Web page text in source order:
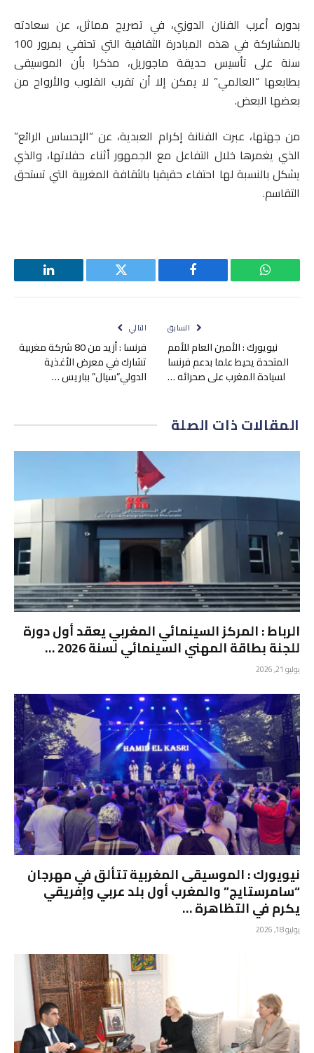
بدوره أعرب الفنان الدوزي، في تصريح مماثل، عن سعادته
بالمشاركة في هذه المبادرة الثقافية التي تحتفي بمرور 100
سنة على تأسيس حديقة ماجوريل، مذكرا بأن الموسيقى
بطابعها “العالمي” لا يمكن إلا أن تقرب القلوب والأرواح من
بعضها البعض.
من جهتها، عبرت الفنانة إكرام العبدية، عن “الإحساس الرائع”
الذي يغمرها خلال التفاعل مع الجمهور أثناء حفلاتها، والذي
يشكل بالنسبة لها احتفاء حقيقيا بالثقافة المغربية التي تستحق
التقاسم.
واتساب فيسبوك تويتر لينكدإن
السابق
نيويورك : الأمين العام للأمم
المتحدة يحيط علما بدعم فرنسا
لسيادة المغرب على صحرائه …
التالي
فرنسا : أزيد من 80 شركة مغربية
تشارك في معرض الأغذية
الدولي”سيال” بباريس …
المقالاتذات الصلة
الرباط : المركز السينمائي المغربي يعقد أول دورة
للجنة بطاقة المهني السينمائي لسنة 2026 …
يوليو 21, 2026
نيويورك : الموسيقى المغربية تتألق في مهرجان
“سامرستايج” والمغرب أول بلد عربي وإفريقي
يكرم في التظاهرة …
يوليو 18, 2026